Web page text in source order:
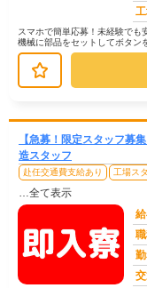
スマホで簡単応募！未経験で
機械に部品をセットしてボタン
を取り付ける組立、完成品を目
【急募！限定スタッフ募
造スタッフ
赴任交通費支給あり 工場ス
…全て表示
給
職